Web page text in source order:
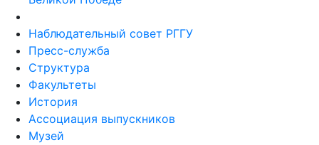
Наблюдательный совет РГГУ
Пресс-служба
Структура
Факультеты
История
Ассоциация выпускников
Музей